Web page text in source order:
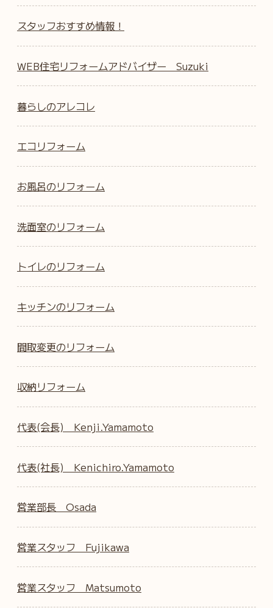
スタッフおすすめ情報！
WEB住宅リフォームアドバイザー Suzuki
暮らしのアレコレ
エコリフォーム
お風呂のリフォーム
洗面室のリフォーム
トイレのリフォーム
キッチンのリフォーム
間取変更のリフォーム
収納リフォーム
代表(会長) Kenji.Yamamoto
代表(社長) Kenichiro.Yamamoto
営業部長 Osada
営業スタッフ Fujikawa
営業スタッフ Matsumoto